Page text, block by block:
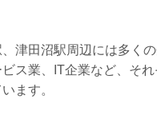
津田沼駅周辺には多く
ス業、IT企業など、そ
ます。